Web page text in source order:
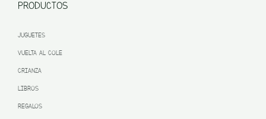
PRODUCTOS
JUGUETES
VUELTA AL COLE
CRIANZA
LIBROS
REGALOS